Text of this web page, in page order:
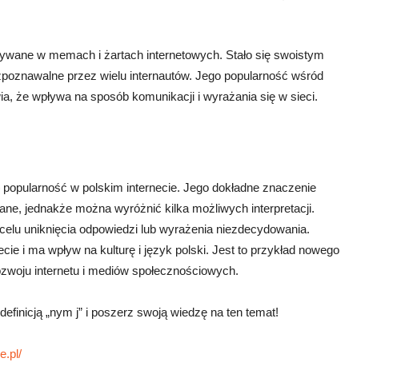
w memach i żartach internetowych. Stało się swoistym
przez wielu internautów. Jego popularność wśród
że wpływa na sposób komunikacji i wyrażania się w sieci.
w polskim internecie. Jego dokładne znaczenie
jednakże można wyróżnić kilka możliwych interpretacji.
uniknięcia odpowiedzi lub wyrażenia niezdecydowania.
i ma wpływ na kulturę i język polski. Jest to przykład nowego
internetu i mediów społecznościowych.
„nym j” i poszerz swoją wiedzę na ten temat!